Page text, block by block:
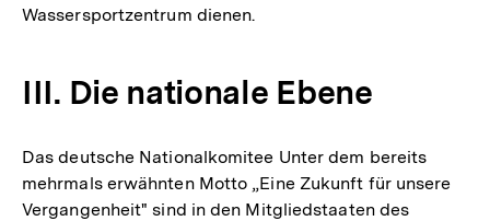
Wassersportzentrum dienen.
III. Die nationale Ebene
Das deutsche Nationalkomitee Unter dem bereits
mehrmals erwähnten Motto „Eine Zukunft für unsere
Vergangenheit" sind in den Mitgliedstaaten des